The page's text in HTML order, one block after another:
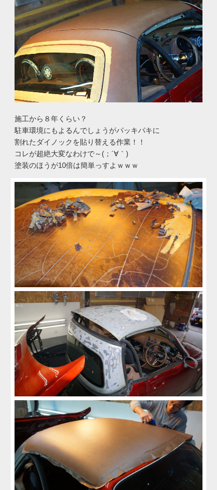
施工から８年くらい？
駐車環境にもよるんでしょうがパッキパキに
割れたダイノックを貼り替える作業！！
コレが超絶大変なわけで～(；´∀｀)
塗装のほうが10倍は簡単っすよｗｗｗ